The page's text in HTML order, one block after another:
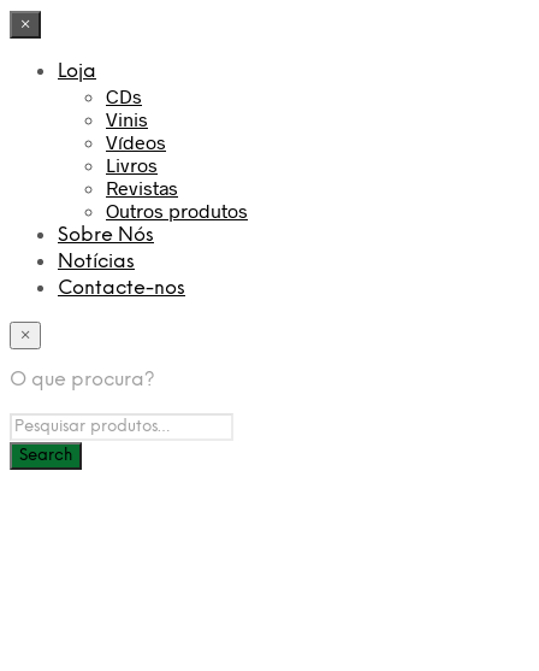
×
Loja
CDs
Vinis
Vídeos
Livros
Revistas
Outros produtos
Sobre Nós
Notícias
Contacte-nos
×
O que procura?